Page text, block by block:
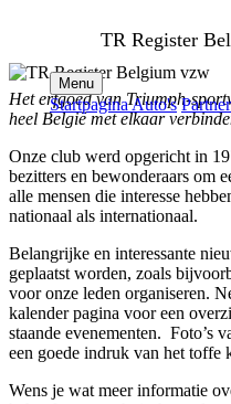
TR Register
Menu
StartpaginaAuto's
Het erfgoed van Triumph-
heel België met elkaar
Onze club werd opgericht in
bezitters en bewonderaars om
alle mensen die interesse
nationaal als internationaal.
Belangrijke en interessante
geplaatst worden, zoals
voor onze leden organiseren.
kalender pagina voor een
staande evenementen. Foto’s
een goede indruk van het toffe
Wens je wat meer informatie